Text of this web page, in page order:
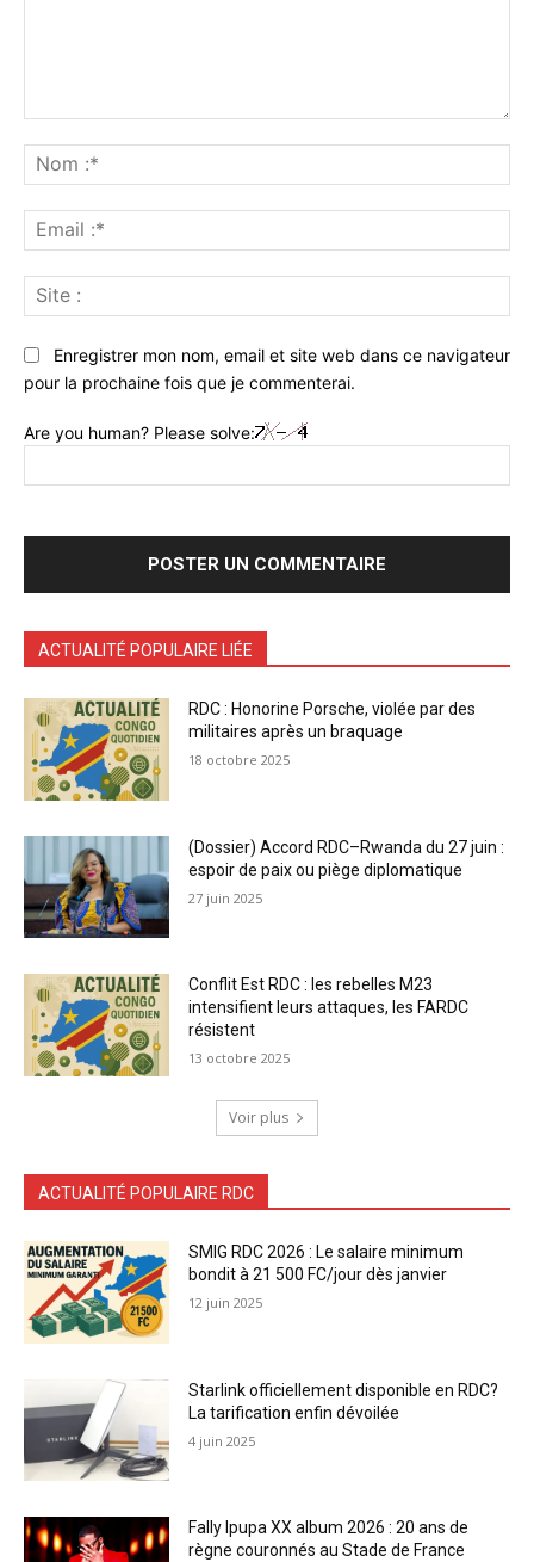
:*
:*
:
Enregistrer mon nom, email et site web dans ce navigateur
pour la prochaine fois que je commenterai.
Are you human? Please solve:
ACTUALITÉ POPULAIRE LIÉE
RDC : Honorine Porsche, violée par des
militaires après un braquage
18 octobre 2025
(Dossier) Accord RDC–Rwanda du 27 juin :
espoir de paix ou piège diplomatique
27 juin 2025
Conflit Est RDC : les rebelles M23
intensifient leurs attaques, les FARDC
résistent
13 octobre 2025
Voir plus
ACTUALITÉ POPULAIRE RDC
SMIG RDC 2026 : Le salaire minimum
bondit à 21 500 FC/jour dès janvier
12 juin 2025
Starlink officiellement disponible en RDC?
La tarification enfin dévoilée
4 juin 2025
Fally Ipupa XX album 2026 : 20 ans de
règne couronnés au Stade de France